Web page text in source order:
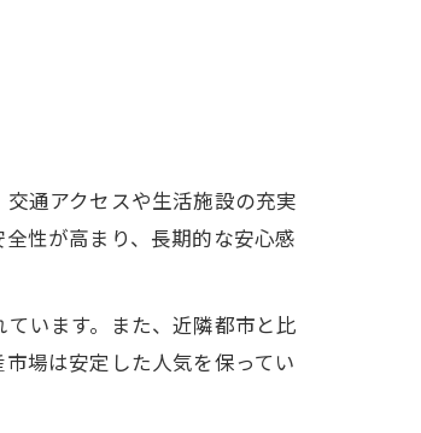
通アクセスや生活施設の充実
性が高まり、長期的な安心感
います。また、近隣都市と比
場は安定した人気を保ってい